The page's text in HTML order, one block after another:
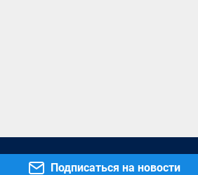
Подписаться на новости